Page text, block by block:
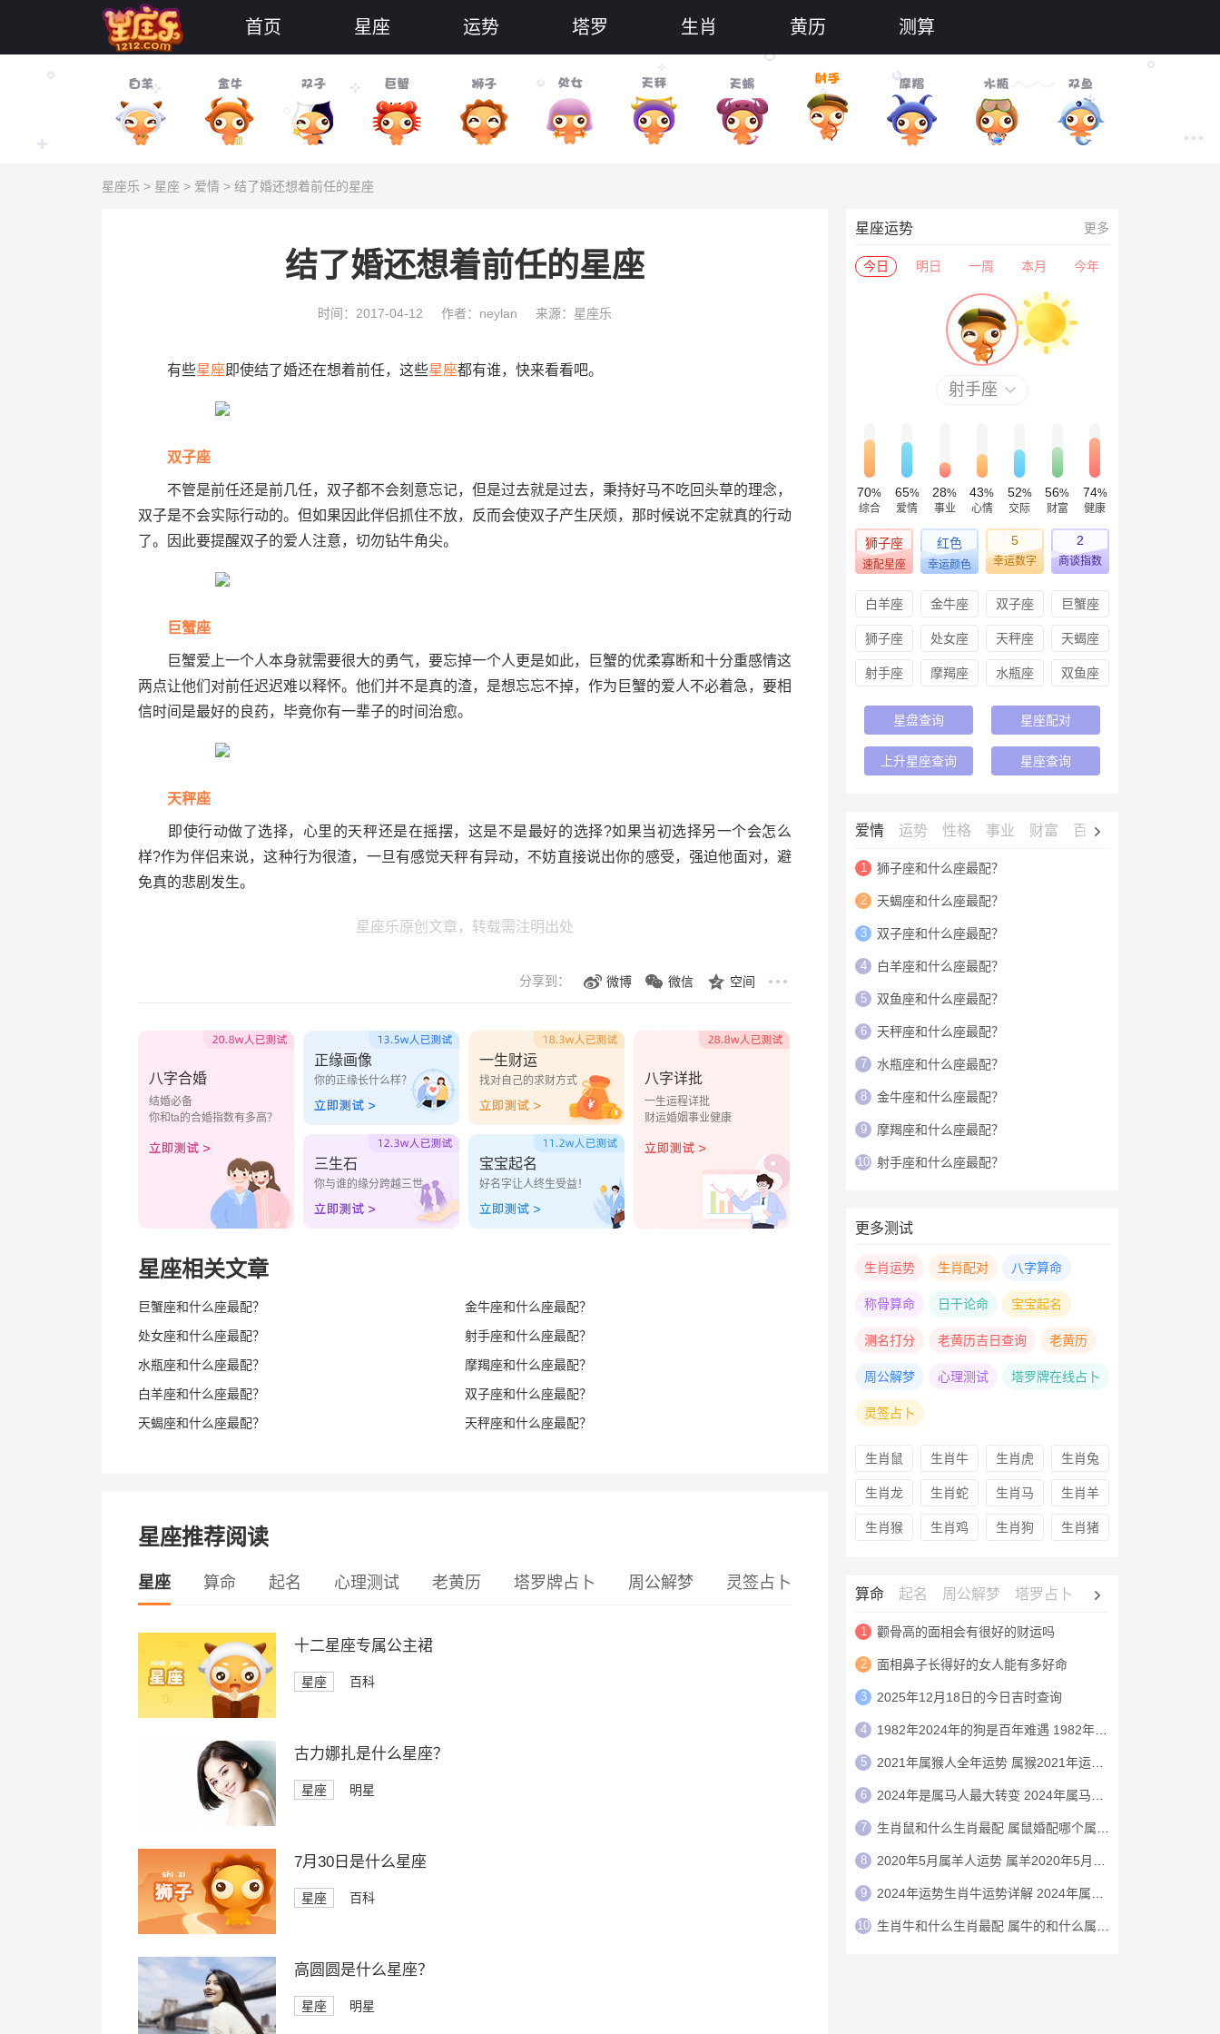
首页 星座 运势 塔罗 生肖 黄历 测算
星座乐 > 星座 > 爱情 > 结了婚还想着前任的星座
结了婚还想着前任的星座
时间：2017-04-12 作者：neylan 来源：星座乐
有些星座即使结了婚还在想着前任，这些星座都有谁，快来看看吧。
双子座
不管是前任还是前几任，双子都不会刻意忘记，但是过去就是过去，秉持好马不吃回头草的理念，
双子是不会实际行动的。但如果因此伴侣抓住不放，反而会使双子产生厌烦，那时候说不定就真的行动
了。因此要提醒双子的爱人注意，切勿钻牛角尖。
巨蟹座
巨蟹爱上一个人本身就需要很大的勇气，要忘掉一个人更是如此，巨蟹的优柔寡断和十分重感情这
两点让他们对前任迟迟难以释怀。他们并不是真的渣，是想忘忘不掉，作为巨蟹的爱人不必着急，要相
信时间是最好的良药，毕竟你有一辈子的时间治愈。
天秤座
即使行动做了选择，心里的天秤还是在摇摆，这是不是最好的选择?如果当初选择另一个会怎么
样?作为伴侣来说，这种行为很渣，一旦有感觉天秤有异动，不妨直接说出你的感受，强迫他面对，避
免真的悲剧发生。
星座乐原创文章，转载需注明出处
分享到： 微博 微信 空间
八字合婚
结婚必备
你和ta的合婚指数有多高？
正缘画像
你的正缘长什么样？
一生财运
找对自己的求财方式
三生石
你与谁的缘分跨越三世
宝宝起名
好名字让人终生受益！
八字详批
一生运程详批
财运婚姻事业健康
星座相关文章
巨蟹座和什么座最配？
金牛座和什么座最配？
处女座和什么座最配？
射手座和什么座最配？
水瓶座和什么座最配？
摩羯座和什么座最配？
白羊座和什么座最配？
双子座和什么座最配？
天蝎座和什么座最配？
天秤座和什么座最配？
星座推荐阅读
星座 算命 起名 心理测试 老黄历 塔罗牌占卜 周公解梦 灵签占卜
十二星座专属公主裙
星座 百科
古力娜扎是什么星座？
星座 明星
7月30日是什么星座
星座 百科
高圆圆是什么星座？
星座 明星
星座运势 更多
今日 明日 一周 本月 今年
射手座
70%
综合
65%
爱情
28%
事业
43%
心情
52%
交际
56%
财富
74%
健康
狮子座
速配星座
红色
幸运颜色
5
幸运数字
2
商谈指数
白羊座 金牛座 双子座 巨蟹座
狮子座 处女座 天秤座 天蝎座
射手座 摩羯座 水瓶座 双鱼座
星盘查询 星座配对
上升星座查询 星座查询
爱情 运势 性格 事业 财富 百科
1 狮子座和什么座最配？
2 天蝎座和什么座最配？
3 双子座和什么座最配？
4 白羊座和什么座最配？
5 双鱼座和什么座最配？
6 天秤座和什么座最配？
7 水瓶座和什么座最配？
8 金牛座和什么座最配？
9 摩羯座和什么座最配？
10 射手座和什么座最配？
更多测试
生肖运势 生肖配对 八字算命
称骨算命 日干论命 宝宝起名
测名打分 老黄历吉日查询 老黄历
周公解梦 心理测试 塔罗牌在线占卜
灵签占卜
生肖鼠 生肖牛 生肖虎 生肖兔
生肖龙 生肖蛇 生肖马 生肖羊
生肖猴 生肖鸡 生肖狗 生肖猪
算命 起名 周公解梦 塔罗占卜 心理测试
1 颧骨高的面相会有很好的财运吗
2 面相鼻子长得好的女人能有多好命
3 2025年12月18日的今日吉时查询
4 1982年2024年的狗是百年难遇 1982年的狗在2024年怎么样
5 2021年属猴人全年运势 属猴2021年运势及运程
6 2024年是属马人最大转变 2024年属马人的全年运势
7 生肖鼠和什么生肖最配 属鼠婚配哪个属相最好
8 2020年5月属羊人运势 属羊2020年5月运程
9 2024年运势生肖牛运势详解 2024年属牛人的全年运势详解
10 生肖牛和什么生肖最配 属牛的和什么属相最配